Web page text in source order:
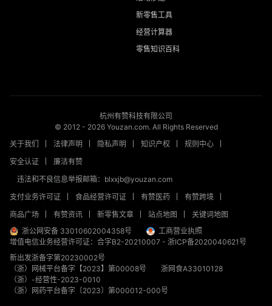
新零售工具
经营计算器
零售知识百科
杭州有赞科技有限公司
© 2012 - 2026Youzan.com. All Rights Reserved
关于我们
法律声明 隐私声明 知识产权
规则中心
安全认证
廉洁有赞
违法和不良信息举报邮箱：blxxjb@youzan.com
支付业务许可证
食品经营许可证 有赞医药
有赞跨境
商品广场
有赞资讯 新零售文章 站点地图
关键词地图
浙公网安备 33010602004358号
工商营业执照
增值电信业务经营许可证：合字B2-20210007 - 浙ICP备2020040621号
新出发浙备字第20230002号
（浙）网械平台备字【2023】第00008号
浙网食A33010128
（浙）-经营性-2023-0010
（浙）网药平台备字〔2023〕第000012-000号